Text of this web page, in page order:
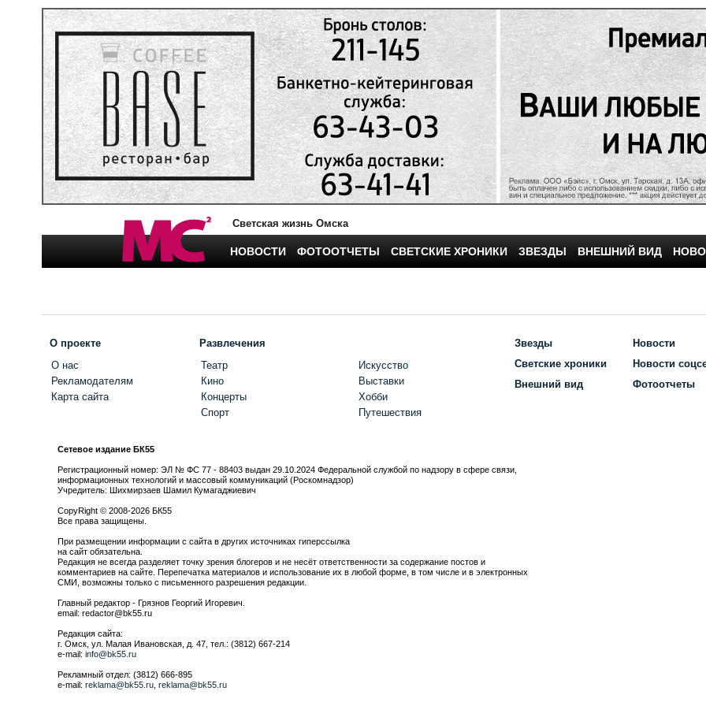
Светская жизнь Омска
НОВОСТИ ФОТООТЧЕТЫ СВЕТСКИЕ ХРОНИКИ ЗВЕЗДЫ ВНЕШНИЙ ВИД
О проекте
О нас
Рекламодателям
Карта сайта
Развлечения
Театр
Кино
Концерты
Спорт
Искусство
Выставки
Хобби
Путешествия
Звезды
Светские хроники
Внешний вид
Новости
Новости
Фотоотчеты
Сетевое издание БК55
Регистрационный номер: ЭЛ № ФС 77 - 88403 выдан 29.10.2024 Федеральной службой по надзору в сфере связи,
информационных технологий и массовый коммуникаций (Роскомнадзор)
Учредитель: Шихмирзаев Шамил Кумагаджиевич
CopyRight © 2008-2026 БК55
Все права защищены.
При размещении информации с сайта в других источниках гиперссылка
на сайт обязательна.
Редакция не всегда разделяет точку зрения блогеров и не несёт ответственности за содержание постов и
комментариев на сайте. Перепечатка материалов и использование их в любой форме, в том числе и в электронных
СМИ, возможны только с письменного разрешения редакции.
Главный редактор - Грязнов Георгий Игоревич.
email: redactor@bk55.ru
Редакция сайта:
г. Омск, ул. Малая Ивановская, д. 47, тел.: (3812) 667-214
e-mail: info@bk55.ru
Рекламный отдел: (3812) 666-895
e-mail: reklama@bk55.ru reklama@bk55.ru